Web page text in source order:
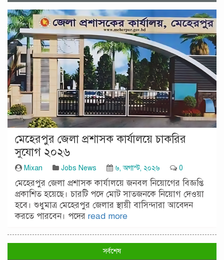
মেহেরপুর জেলা প্রশাসক কার্যালয়ে চাকরির
সুযোগ ২০২৬
Mixan Jobs News ৬, অগাস্ট, ২০২৬ 0
মেহেরপুর জেলা প্রশাসক কার্যালয়ে জনবল নিয়োগের বিজ্ঞপ্তি
প্রকাশিত হয়েছে। চারটি পদে মোট সাতজনকে নিয়োগ দেওয়া
হবে। শুধুমাত্র মেহেরপুর জেলার স্থায়ী বাসিন্দারা আবেদন
করতে পারবেন। পদের read more
সর্বশেষ